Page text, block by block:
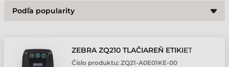
ZEBRA ZQ210 TLAČIAREŇ ETIKIET
Číslo produktu: ZQ21-A0E01KE-00